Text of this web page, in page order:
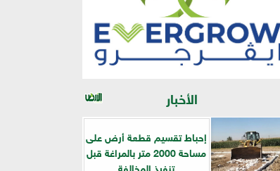
الأخبار
إحباط تقسيم قطعة أرض على
مساحة 2000 متر بالمراغة قبل
تنفيذ المخالفة